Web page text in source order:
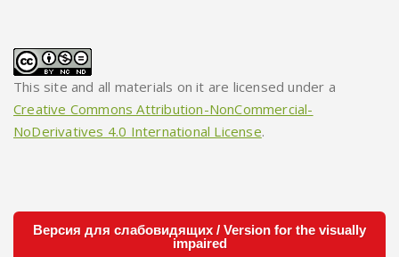
This site and all materials on it are licensed under a
Creative Commons Attribution-NonCommercial-
NoDerivatives 4.0 International License.
Версия для слабовидящих / Version for the visually
impaired